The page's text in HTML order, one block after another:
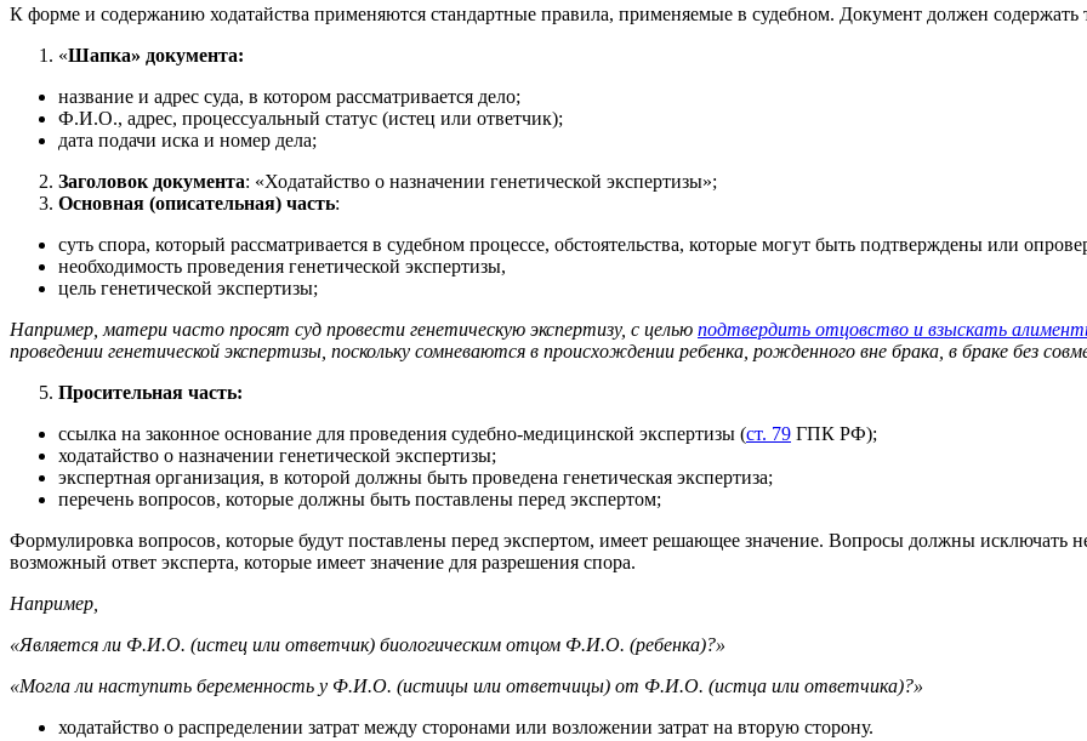
К форме и содержанию ходатайства применяются стандартные правила, применяемые в судебном. Документ должен содержать
«Шапка» документа:
название и адрес суда, в котором рассматривается дело;
Ф.И.О., адрес, процессуальный статус (истец или ответчик);
дата подачи иска и номер дела;
Заголовок документа: «Ходатайство о назначении генетической экспертизы»;
Основная (описательная) часть:
суть спора, который рассматривается в судебном процессе, обстоятельства, которые могут быть подтверждены или
необходимость проведения генетической экспертизы,
цель генетической экспертизы;
Например, матери часто просят суд провести генетическую экспертизу, с целью подтвердить отцовство и взыскать
проведении генетической экспертизы, поскольку сомневаются в происхождении ребенка, рожденного вне брака, в браке без
Просительная часть:
ссылка на законное основание для проведения судебно-медицинской экспертизы (ст. 79 ГПК РФ);
ходатайство о назначении генетической экспертизы;
экспертная организация, в которой должны быть проведена генетическая экспертиза;
перечень вопросов, которые должны быть поставлены перед экспертом;
Формулировка вопросов, которые будут поставлены перед экспертом, имеет решающее значение. Вопросы должны исключать
возможный ответ эксперта, которые имеет значение для разрешения спора.
Например,
«Является ли Ф.И.О. (истец или ответчик) биологическим отцом Ф.И.О. (ребенка)?»
«Могла ли наступить беременность у Ф.И.О. (истицы или ответчицы) от Ф.И.О. (истца или ответчика)?»
ходатайство о распределении затрат между сторонами или возложении затрат на вторую сторону.